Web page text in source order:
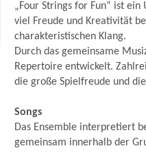
„Four Strings for Fun“ ist
viel Freude und Kreativität
charakteristischen Klang.
Durch das gemeinsame
Repertoire entwickelt.
die große Spielfreude und
Songs
Das Ensemble interpretiert
gemeinsam innerhalb der